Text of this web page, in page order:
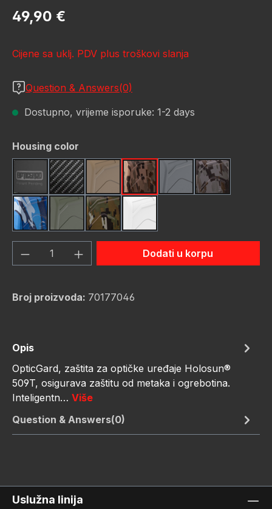
Redovna cijena:
49,90 €
Cijene sa uklj. PDV plus troškovi slanja
Question & Answers(0)
Dostupno, vrijeme isporuke: 1-2 days
Odaberi
Housing color
Black Carbon FiberFDE (Flat Dark Earth)
FDE CamoGunmetalGunmetal
Navy CamoOD GreenOD Green Camo
White
Količina proizvoda: Unesite željenu
Dodati u korpu
Broj proizvoda: 70177046
Opis
OpticGard, zaštita za optičke uređaje Holosun®
509T, osigurava zaštitu od metaka i ogrebotina.
Inteligentn… Više
Question & Answers(0)
Uslužna linija